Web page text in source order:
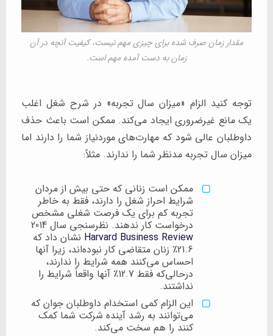
مقدار زمان صرف شده برای چیزی مهم نیست، کیفیت آنچه در آن
زمان به دست آمده مهم است.
توجه کنید الزام «میزان سال تجربه» در شرح شغل اغلب
یک مانع غیرضروری ایجاد می‌کند. ممکن است باعث حذف
داوطلبان عالی شود که مهارت‌های موردنیاز شما را دارند اما
میزان سال تجربه مدنظر شما را ندارند. مثلاً:
ممکن است زنانی که حتی بیش از مردان
شرایط احراز شغل را دارند، فقط به خاطر
تجربه کم برای یک فرصت شغلی مشخص
درخواست کار ندهند. نظرسنجی سال 2014
Harvard Business Review نشان داد که
21.6٪ زنان متقاضی کار نبوده‌اند، زیرا آنها
احساس می‌کنند همه شرایط را ندارند،
درحالی‌که فقط 12.7٪ آنها واقعاً شرایط را
نداشتند.
این الزام کمی استخدام داوطلبان جوان که
می‌توانند به رشد آینده شرکت شما کمک
کنند را هم سخت می‌کند.